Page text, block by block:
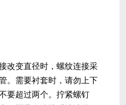
改变直径时，螺纹连接采
。需要衬套时，请勿上下
要超过两个。拧紧螺钉